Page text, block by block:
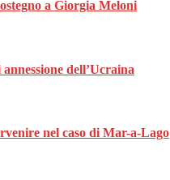
a Giorgia Meloni
dell’Ucraina
nel caso di Mar-a-Lago